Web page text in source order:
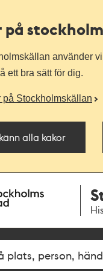
på
använder
ett bra sätt för dig.
på Stockholmskällan
alla kakor